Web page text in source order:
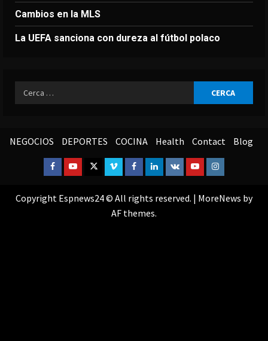
Cambios en la MLS
La UEFA sanciona con dureza al fútbol polaco
Ricerca
per:
NEGOCIOS DEPORTES COCINA Health Contact Blog
Facebook
YoutubeTwitterVimeoFacebook
Linkedin
VK YoutubeInstagram
Copyright Espnews24 © All rights reserved. | MoreNews by
AF themes.